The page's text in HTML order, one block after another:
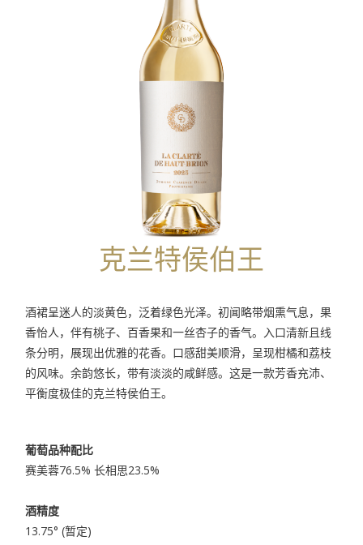
克兰特侯伯王
酒裙呈迷人的淡黄色，泛着绿色光泽。初闻略带烟熏气息，果
香怡人，伴有桃子、百香果和一丝杏子的香气。入口清新且线
条分明，展现出优雅的花香。口感甜美顺滑，呈现柑橘和荔枝
的风味。余韵悠长，带有淡淡的咸鲜感。这是一款芳香充沛、
平衡度极佳的克兰特侯伯王。
葡萄品种配比
赛美蓉76.5% 长相思23.5%
酒精度
13.75° (暂定)